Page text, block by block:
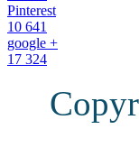
Pinterest
10 641
google +
17 324